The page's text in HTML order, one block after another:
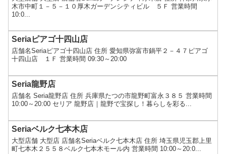
木市中町１－５－１０厚木ガーデンシティビル ５Ｆ 営業時間
10:0...
Seriaピアゴ十四山店
店舗名Seriaピアゴ十四山店 住所 愛知県弥富市鍋平２－４７ピアゴ
十四山店 １Ｆ 営業時間 09:30～20:00
Seria龍野店
店舗名 Seria龍野店 住所 兵庫県たつの市龍野町富永３８５ 営業時間
10:00～20:00 セリア 龍野店｜龍野で宝探し！暮らしを彩る...
Seriaベルク七本木店
大型店舗 大型店 店舗名Seriaベルク七本木店 住所 埼玉県児玉郡上里
町七本木２５５８ベルク七本木モール内 営業時間 10:00～20:0...